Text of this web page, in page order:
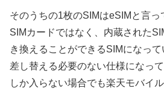
そのうちの1枚のSIMはeSIMと言
SIMカードではなく、内蔵された
き換えることができるSIMになっ
差し替える必要のない仕様になっ
しか入らない場合でも楽天モバイ